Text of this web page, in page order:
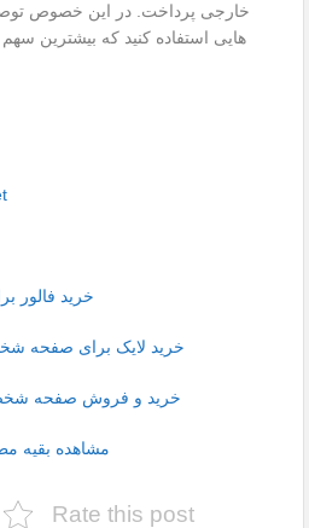
خارجی پرداخت. در این خصوص
هایی استفاده کنید که بیشترین
خرید فالور
خرید لایک برای صفحه
خرید و فروش صفحه
مشاهده بقیه
Rate this post